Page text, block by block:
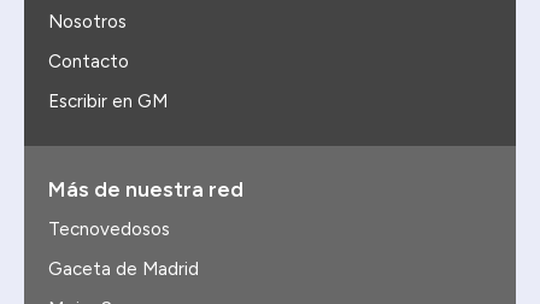
Nosotros
Contacto
Escribir en GM
Más de nuestra red
Tecnovedosos
Gaceta de Madrid